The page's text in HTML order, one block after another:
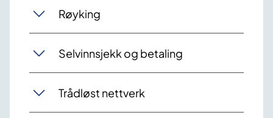
Røyking
Selvinnsjekk og betaling
Trådløst nettverk